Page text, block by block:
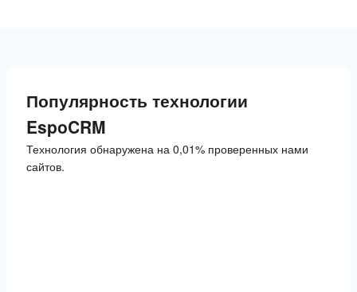
Популярность технологии
EspoCRM
Технология обнаружена на 0,01% проверенных нами
сайтов.